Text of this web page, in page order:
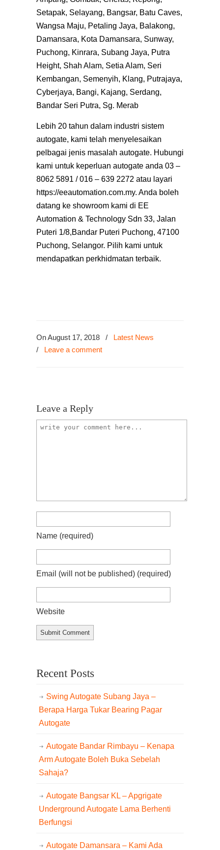
Setapak, Selayang, Bangsar, Batu Caves,
Wangsa Maju, Petaling Jaya, Balakong,
Damansara, Kota Damansara, Sunway,
Puchong, Kinrara, Subang Jaya, Putra
Height, Shah Alam, Setia Alam, Seri
Kembangan, Semenyih, Klang, Putrajaya,
Cyberjaya, Bangi, Kajang, Serdang,
Bandar Seri Putra, Sg. Merab
Lebih 20 tahun dalam industri sistem
autogate, kami telah menyelesaikan
pelbagai jenis masalah autogate. Hubungi
kami untuk keperluan autogate anda 03 –
8062 5891 / 016 – 639 2272 atau layari
https://eeautomation.com.my. Anda boleh
datang ke showroom kami di EE
Automation & Technology Sdn 33, Jalan
Puteri 1/8,Bandar Puteri Puchong, 47100
Puchong, Selangor. Pilih kami untuk
mendapatkan perkhidmatan terbaik.
On August 17, 2018 /
Latest News
/ Leave a comment
Leave a Reply
Name (required)
Email (will not be published) (required)
Website
Recent Posts
Swing Autogate Subang Jaya –
Berapa Harga Tukar Bearing Pagar
Autogate
Autogate Bandar Rimbayu – Kenapa
Arm Autogate Boleh Buka Sebelah
Sahaja?
Autogate Bangsar KL – Apgrigate
Underground Autogate Lama Berhenti
Berfungsi
Autogate Damansara – Kami Ada